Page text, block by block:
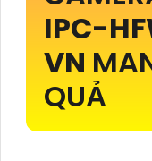
IPC-
VN
QUẢ